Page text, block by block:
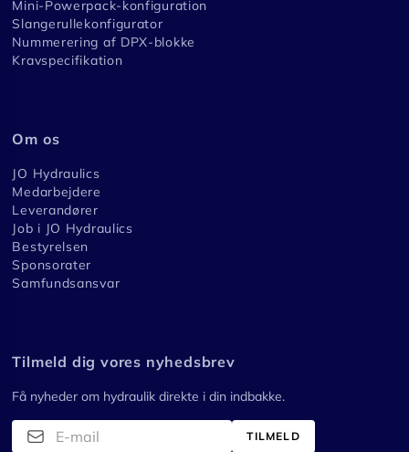
Mini-Powerpack-konfiguration
Slangerullekonfigurator
Nummerering af DPX-blokke
Kravspecifikation
Om os
JO Hydraulics
Medarbejdere
Leverandører
Job i JO Hydraulics
Bestyrelsen
Sponsorater
Samfundsansvar
Tilmeld dig vores nyhedsbrev
Få nyheder om hydraulik direkte i din indbakke.
TILMELD